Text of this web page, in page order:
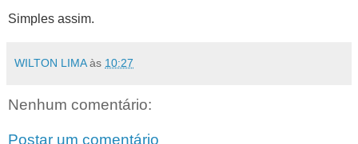
Simples assim.
WILTON LIMA às 10:27
Nenhum comentário:
Postar um comentário